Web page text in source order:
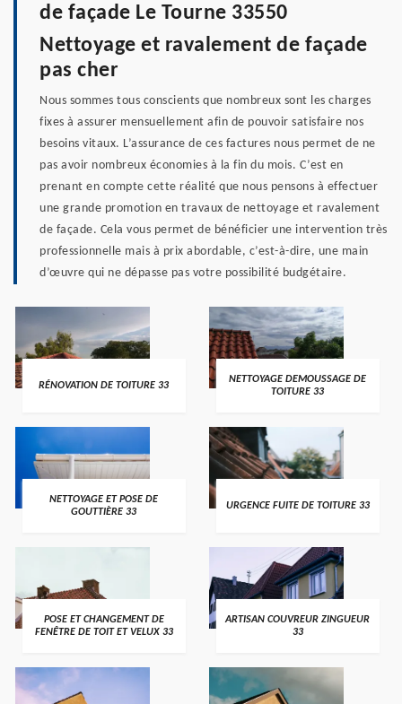
de façade Le Tourne 33550
Nettoyage et ravalement de façade
pas cher
Nous sommes tous conscients que nombreux sont les charges
fixes à assurer mensuellement afin de pouvoir satisfaire nos
besoins vitaux. L’assurance de ces factures nous permet de ne
pas avoir nombreux économies à la fin du mois. C’est en
prenant en compte cette réalité que nous pensons à effectuer
une grande promotion en travaux de nettoyage et ravalement
de façade. Cela vous permet de bénéficier une intervention très
professionnelle mais à prix abordable, c’est-à-dire, une main
d’œuvre qui ne dépasse pas votre possibilité budgétaire.
RÉNOVATION DE TOITURE 33
NETTOYAGE DEMOUSSAGE DE
TOITURE 33
NETTOYAGE ET POSE DE
GOUTTIÈRE 33
URGENCE FUITE DE TOITURE 33
POSE ET CHANGEMENT DE
FENÊTRE DE TOIT ET VELUX 33
ARTISAN COUVREUR ZINGUEUR
33